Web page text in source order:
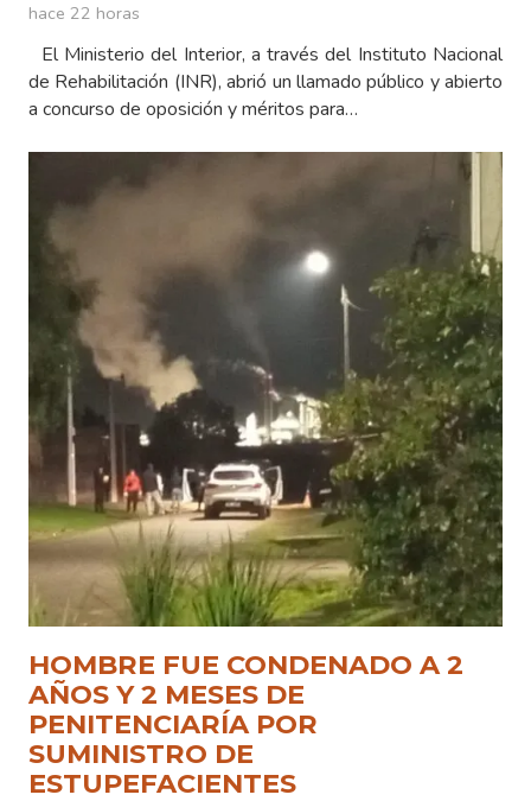
hace 22 horas
El Ministerio del Interior, a través del Instituto Nacional
de Rehabilitación (INR), abrió un llamado público y abierto
a concurso de oposición y méritos para…
HOMBRE FUE CONDENADO A 2
AÑOS Y 2 MESES DE
PENITENCIARÍA POR
SUMINISTRO DE
ESTUPEFACIENTES